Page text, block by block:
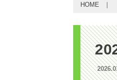
HOME